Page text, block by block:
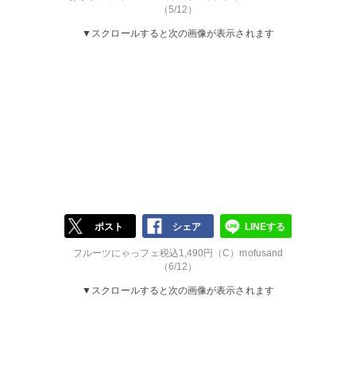
（5/12）
▼スクロールすると次の画像が表示されます
ポスト シェア LINEする
フルーツにゃっフェ税込1,490円（C）mofusand
（6/12）
▼スクロールすると次の画像が表示されます